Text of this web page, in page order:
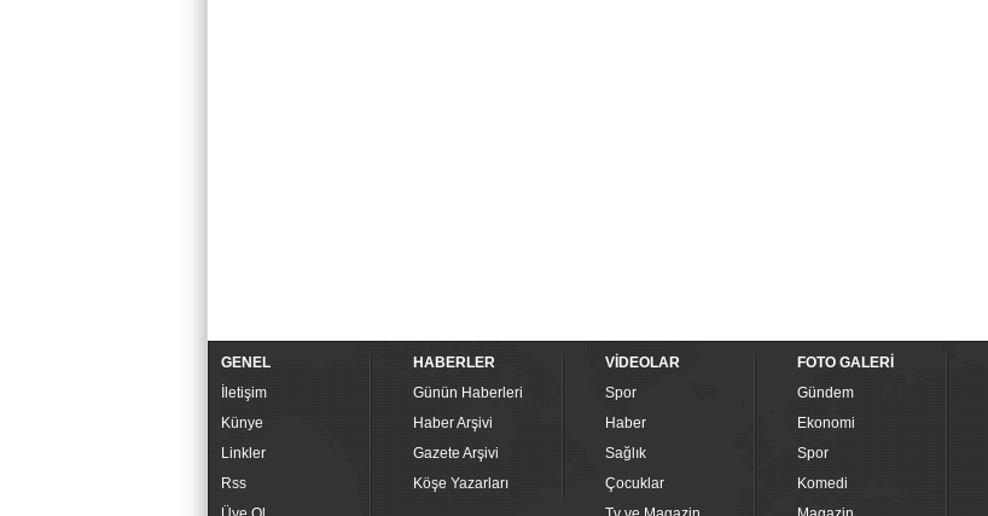
GENEL
İletişim
Künye
Linkler
Rss
HABERLER
Günün Haberleri
Haber Arşivi
Gazete Arşivi
Köşe Yazarları
VİDEOLAR
Spor
Haber
Sağlık
Çocuklar
FOTO GALERİ
Gündem
Ekonomi
Spor
Komedi